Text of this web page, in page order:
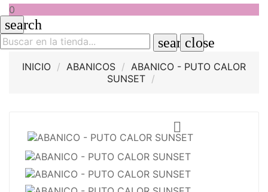
0
search
searchclose
INICIO ABANICOS
ABANICO - PUTO CALOR
SUNSET
